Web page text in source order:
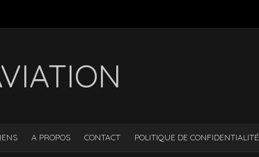
A PROPOS CONTACT POLITIQUE DE CONFIDENTIALITÉ